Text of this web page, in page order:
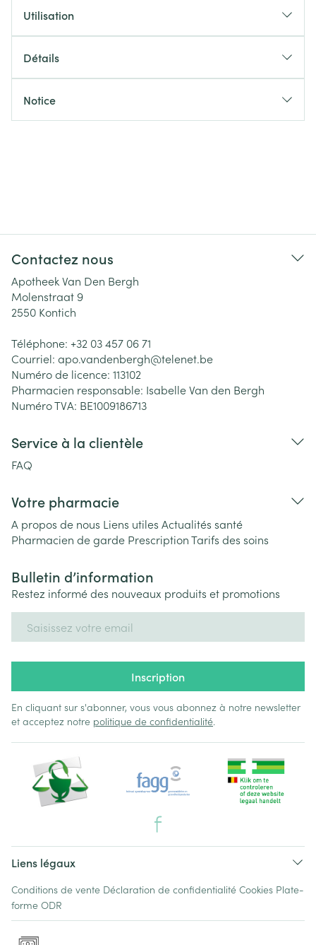
Utilisation
Détails
Notice
Contactez nous
Apotheek Van Den Bergh
Molenstraat 9
2550 Kontich
Téléphone: +32 03 457 06 71
Courriel: apo.vandenbergh@telenet.be
Numéro de licence: 113102
Pharmacien responsable: Isabelle Van den Bergh
Numéro TVA: BE1009186713
Service à la clientèle
FAQ
Votre pharmacie
A propos de nous Liens utiles Actualités santé
Pharmacien de garde PrescriptionTarifs des soins
Bulletin d’information
Restez informé des nouveaux produits et promotions
Inscription
En cliquant sur s'abonner, vous vous abonnez à notre newsletter
et acceptez notre politique de confidentialité.
Liens légaux
Conditions de vente Déclaration de confidentialité Cookies Plate-
forme ODR